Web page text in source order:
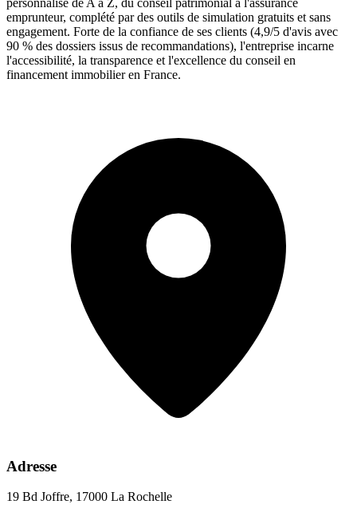
emprunteur, complété par des outils de simulation gratuits et sans
engagement. Forte de la confiance de ses clients (4,9/5 d'avis avec
90 % des dossiers issus de recommandations), l'entreprise incarne
l'accessibilité, la transparence et l'excellence du conseil en
financement immobilier en France.
Adresse
19 Bd Joffre, 17000 La Rochelle